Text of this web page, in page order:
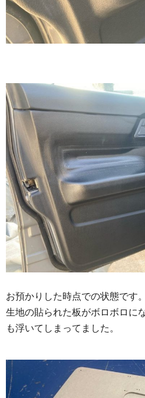
お預かりした時点での状態です。
生地の貼られた板がボロボロに
も浮いてしまってました。